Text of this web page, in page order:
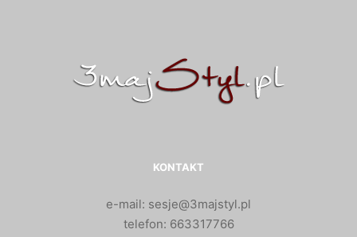
KONTAKT
e-mail: sesje@3majstyl.pl
telefon: 663317766